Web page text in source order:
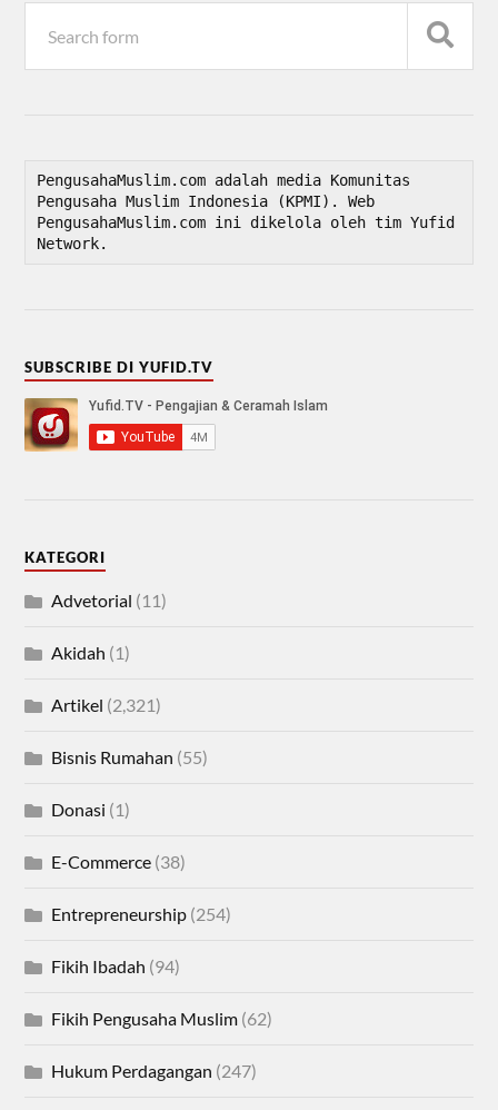
PengusahaMuslim.com adalah media Komunitas
Pengusaha Muslim Indonesia (KPMI). Web
PengusahaMuslim.com ini dikelola oleh tim Yufid
Network.
SUBSCRIBE DI YUFID.TV
KATEGORI
Advetorial (11)
Akidah (1)
Artikel (2,321)
Bisnis Rumahan (55)
Donasi (1)
E-Commerce (38)
Entrepreneurship (254)
Fikih Ibadah (94)
Fikih Pengusaha Muslim (62)
Hukum Perdagangan (247)